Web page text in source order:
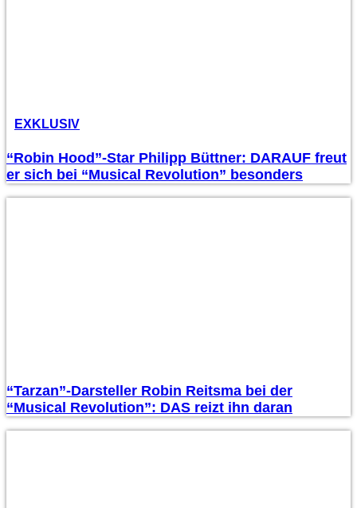
EXKLUSIV
“Robin Hood”-Star Philipp Büttner: DARAUF freut
er sich bei “Musical Revolution” besonders
“Tarzan”-Darsteller Robin Reitsma bei der
“Musical Revolution”: DAS reizt ihn daran